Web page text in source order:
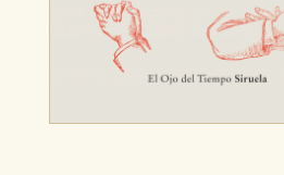
CONFIGURACIÓN